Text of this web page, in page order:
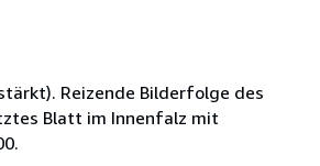
Reizende Bilderfolge des
Blatt im Innenfalz mit